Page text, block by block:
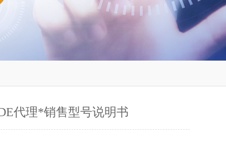
代理*销售型号说明书